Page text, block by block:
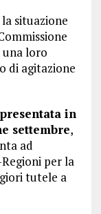
situazione
una loro
di agitazione
in
settembre,
ad
per la
tutele a